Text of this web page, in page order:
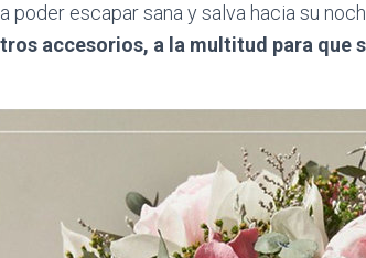
poder escapar sana y salva hacia su
accesorios, a la multitud para que